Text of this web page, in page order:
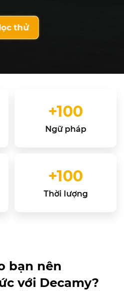
thử
+100
Ngữ pháp
+100
Thời lượng
bạn nên
với Decamy?